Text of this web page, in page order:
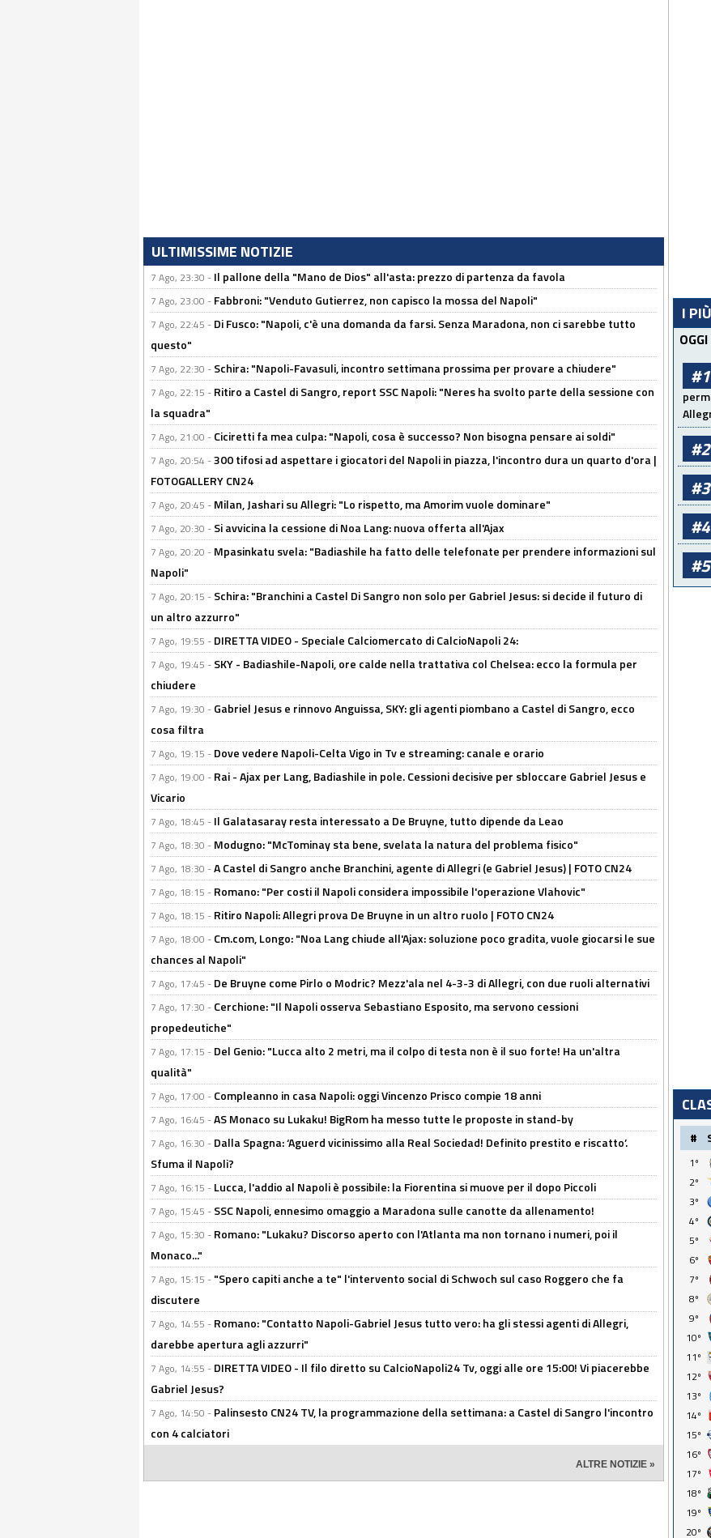
ULTIMISSIME NOTIZIE
7 Ago, 23:30 - Il pallone della "Mano de Dios" all'asta: prezzo di partenza da favola
7 Ago, 23:00 - Fabbroni: "Venduto Gutierrez, non capisco la mossa del Napoli"
7 Ago, 22:45 - Di Fusco: "Napoli, c'è una domanda da farsi. Senza Maradona, non ci sarebbe tutto
questo"
7 Ago, 22:30 - Schira: "Napoli-Favasuli, incontro settimana prossima per provare a chiudere"
7 Ago, 22:15 - Ritiro a Castel di Sangro, report SSC Napoli: "Neres ha svolto parte della sessione con
la squadra"
7 Ago, 21:00 - Ciciretti fa mea culpa: "Napoli, cosa è successo? Non bisogna pensare ai soldi"
7 Ago, 20:54 -300 tifosi ad aspettare i giocatori del Napoli in piazza, l'incontro dura un quarto d'ora |
FOTOGALLERY CN24
7 Ago, 20:45 - Milan, Jashari su Allegri: "Lo rispetto, ma Amorim vuole dominare"
7 Ago, 20:30 - Si avvicina la cessione di Noa Lang: nuova offerta all'Ajax
7 Ago, 20:20 - Mpasinkatu svela: "Badiashile ha fatto delle telefonate per prendere informazioni sul
Napoli"
7 Ago, 20:15 - Schira: "Branchini a Castel Di Sangro non solo per Gabriel Jesus: si decide il futuro di
un altro azzurro"
7 Ago, 19:55 - DIRETTA VIDEO - Speciale Calciomercato di CalcioNapoli 24:
7 Ago, 19:45 - SKY - Badiashile-Napoli, ore calde nella trattativa col Chelsea: ecco la formula per
chiudere
7 Ago, 19:30 - Gabriel Jesus e rinnovo Anguissa, SKY: gli agenti piombano a Castel di Sangro, ecco
cosa filtra
7 Ago, 19:15 - Dove vedere Napoli-Celta Vigo in Tv e streaming: canale e orario
7 Ago, 19:00 - Rai - Ajax per Lang, Badiashile in pole. Cessioni decisive per sbloccare Gabriel Jesus e
Vicario
7 Ago, 18:45 - Il Galatasaray resta interessato a De Bruyne, tutto dipende da Leao
7 Ago, 18:30 - Modugno: "McTominay sta bene, svelata la natura del problema fisico"
7 Ago, 18:30 -A Castel di Sangro anche Branchini, agente di Allegri (e Gabriel Jesus) | FOTO CN24
7 Ago, 18:15 - Romano: "Per costi il Napoli considera impossibile l'operazione Vlahovic"
7 Ago, 18:15 - Ritiro Napoli: Allegri prova De Bruyne in un altro ruolo | FOTO CN24
7 Ago, 18:00 - Cm.com, Longo: "Noa Lang chiude all'Ajax: soluzione poco gradita, vuole giocarsi le sue
chances al Napoli"
7 Ago, 17:45 - De Bruyne come Pirlo o Modric? Mezz'ala nel 4-3-3 di Allegri, con due ruoli alternativi
7 Ago, 17:30 - Cerchione: "Il Napoli osserva Sebastiano Esposito, ma servono cessioni
propedeutiche"
7 Ago, 17:15 - Del Genio: "Lucca alto 2 metri, ma il colpo di testa non è il suo forte! Ha un'altra
qualità"
7 Ago, 17:00 - Compleanno in casa Napoli: oggi Vincenzo Prisco compie 18 anni
7 Ago, 16:45 -AS Monaco su Lukaku! BigRom ha messo tutte le proposte in stand-by
7 Ago, 16:30 - Dalla Spagna: ‘Aguerd vicinissimo alla Real Sociedad! Definito prestito e riscatto’.
Sfuma il Napoli?
7 Ago, 16:15 - Lucca, l'addio al Napoli è possibile: la Fiorentina si muove per il dopo Piccoli
7 Ago, 15:45 - SSC Napoli, ennesimo omaggio a Maradona sulle canotte da allenamento!
7 Ago, 15:30 - Romano: "Lukaku? Discorso aperto con l'Atlanta ma non tornano i numeri, poi il
Monaco..."
7 Ago, 15:15 - "Spero capiti anche a te" l'intervento social di Schwoch sul caso Roggero che fa
discutere
7 Ago, 14:55 - Romano: "Contatto Napoli-Gabriel Jesus tutto vero: ha gli stessi agenti di Allegri,
darebbe apertura agli azzurri"
7 Ago, 14:55 - DIRETTA VIDEO - Il filo diretto su CalcioNapoli24 Tv, oggi alle ore 15:00! Vi piacerebbe
Gabriel Jesus?
7 Ago, 14:50 - Palinsesto CN24 TV, la programmazione della settimana: a Castel di Sangro l'incontro
con 4 calciatori
ALTRE NOTIZIE »
I
OGGI
#1
#2
#3
#4
#5
#
1º
2º
3º
4º
5º
6º
7º
8º
9º
10º
11º
12º
13º
14º
15º
16º
17º
18º
19º
20º